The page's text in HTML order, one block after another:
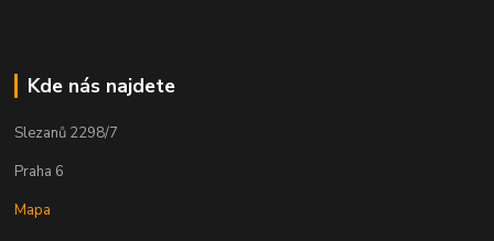
Kde nás najdete
Slezanů 2298/7
Praha 6
Mapa